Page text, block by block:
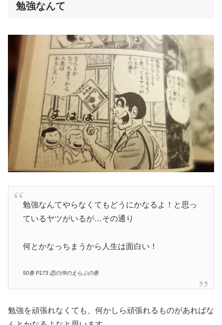
勉強なんて
勉強なんてやらなくてもどうにかなるよ！と思っ
ているヤツがいるが…その通り
何とかなっちまうから人生は面白い！
50巻 P173 恋の沖のえらぶの巻
勉強を頑張れなくても、何かしら頑張れるものがあればな